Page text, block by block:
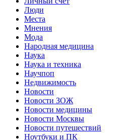
Люди
Места
Мнения
Мода
Народная медицина
Наука
Наука и техника
Научпоп
Недвижимость
Новости
Новости ЗОЖ
Новости медицины
Новости Москвы
Новости путешествий
Ноутбуки и ПК